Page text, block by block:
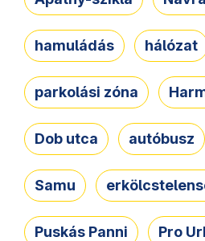
hamuládás hálózat
parkolási zóna
Dob utca autóbusz
Samu
Puskás Panni Pro